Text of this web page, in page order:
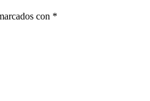
con *